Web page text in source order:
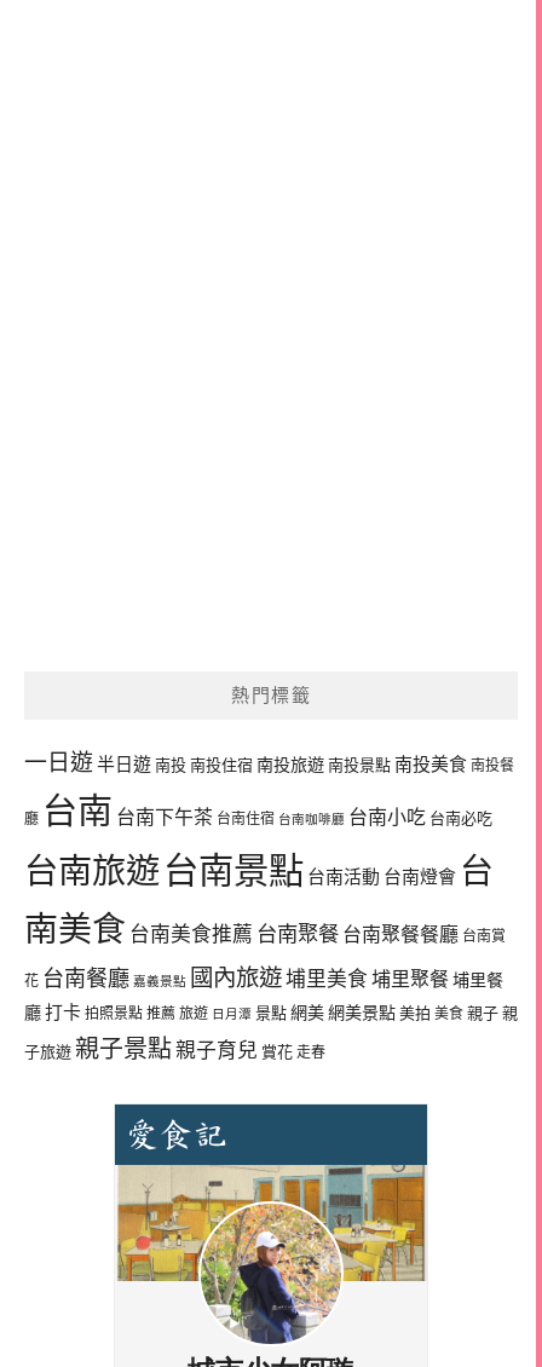
熱門標籤
一日遊半日遊 南投 南投住宿 南投旅遊 南投景點 南投美食 南投餐
廳 台南 台南下午茶 台南住宿 台南咖啡廳 台南小吃 台南必吃
台南旅遊 台南景點 台南活動 台南燈會 台
南美食 台南美食推薦 台南聚餐 台南聚餐餐廳 台南賞
花 台南餐廳 嘉義景點 國內旅遊埔里美食 埔里聚餐埔里餐
廳打卡 拍照景點 推薦 旅遊 日月潭 景點 網美網美景點 美拍 美食 親子 親
子旅遊 親子景點親子育兒 賞花 走春